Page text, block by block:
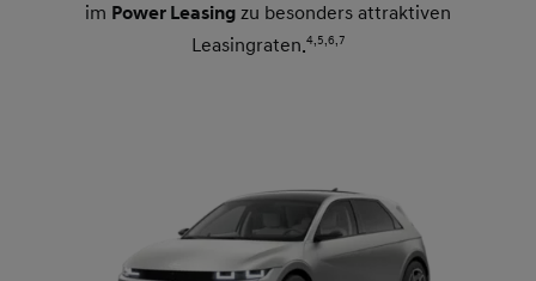
im Power Leasing zu besonders attraktiven
Leasingraten.4,5,6,7